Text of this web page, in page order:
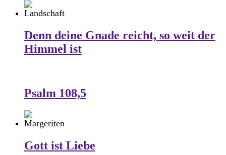
Denn deine Gnade reicht, so weit der
Himmel ist
Psalm 108,5
Gott ist Liebe